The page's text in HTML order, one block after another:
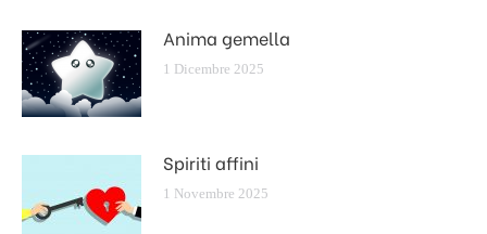
Anima gemella
1 Dicembre 2025
Spiriti affini
1 Novembre 2025